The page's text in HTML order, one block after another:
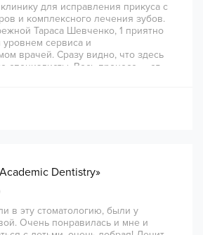
для исправления прикуса с
и комплексного лечения зубов.
Тараса Шевченко, 1 приятно
сервиса и
врачей. Сразу видно, что здесь
специалисты. Весь процесс — от
каналов прошло
Рекомендую всем, кто
Dentistry»
в эту стоматологию, были у
Очень понравилась и мне и